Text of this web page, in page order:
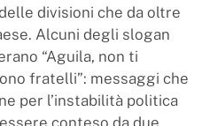
divisioni che da oltre
Alcuni degli slogan
“Aguila, non ti
fratelli”: messaggi che
per l’instabilità politica
conteso da due